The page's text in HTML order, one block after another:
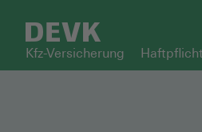
Kfz-Versicherung
Haftpflicht